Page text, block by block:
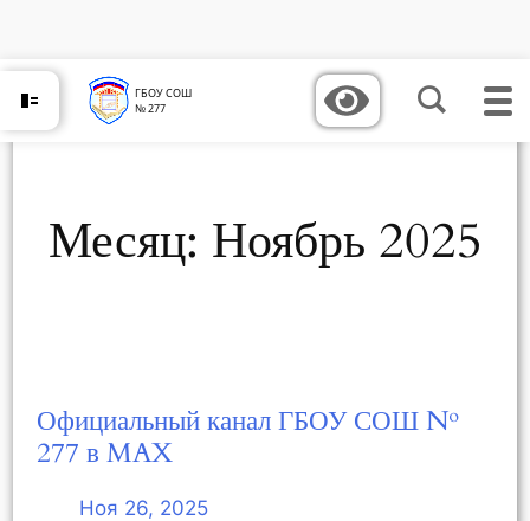
ГБОУ СОШ
№ 277
содержимому
Месяц: Ноябрь 2025
Официальный канал ГБОУ СОШ №
277 в MAX
Ноя 26, 2025